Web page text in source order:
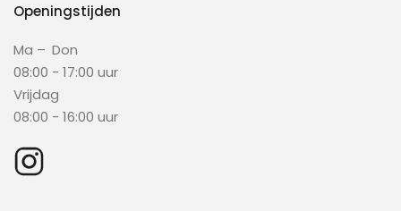
Openingstijden
Ma – Don
08:00 - 17:00 uur
Vrijdag
08:00 - 16:00 uur